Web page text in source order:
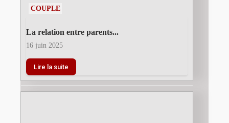
COUPLE
La relation entre parents...
16 juin 2025
Lire la suite